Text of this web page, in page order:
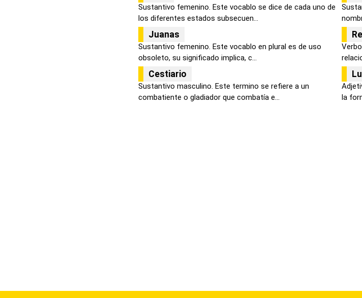
Sustantivo femenino. Este vocablo se dice de cada uno de
los diferentes estados subsecuen...
Juanas
Sustantivo femenino. Este vocablo en plural es de uso
obsoleto, su significado implica, c...
Cestiario
Sustantivo masculino. Este termino se refiere a un
combatiente o gladiador que combatía e...
la